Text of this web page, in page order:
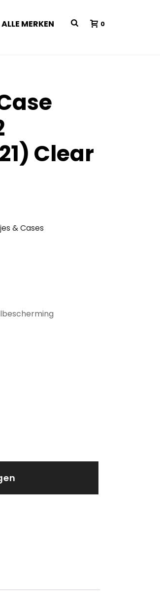
ALLE MERKEN 0
Clear
& Cases